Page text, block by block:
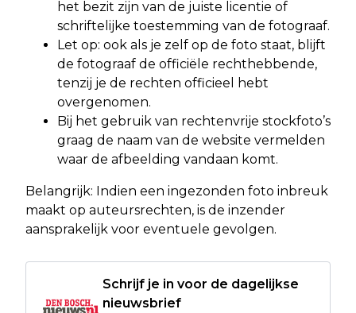
het bezit zijn van de juiste licentie of
schriftelijke toestemming van de fotograaf.
Let op: ook als je zelf op de foto staat, blijft
de fotograaf de officiële rechthebbende,
tenzij je de rechten officieel hebt
overgenomen.
Bij het gebruik van rechtenvrije stockfoto’s
graag de naam van de website vermelden
waar de afbeelding vandaan komt.
Belangrijk: Indien een ingezonden foto inbreuk
maakt op auteursrechten, is de inzender
aansprakelijk voor eventuele gevolgen.
Schrijf je in voor de dagelijkse
nieuwsbrief